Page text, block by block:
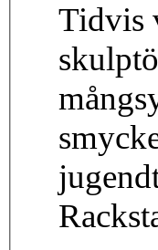
Tidvis